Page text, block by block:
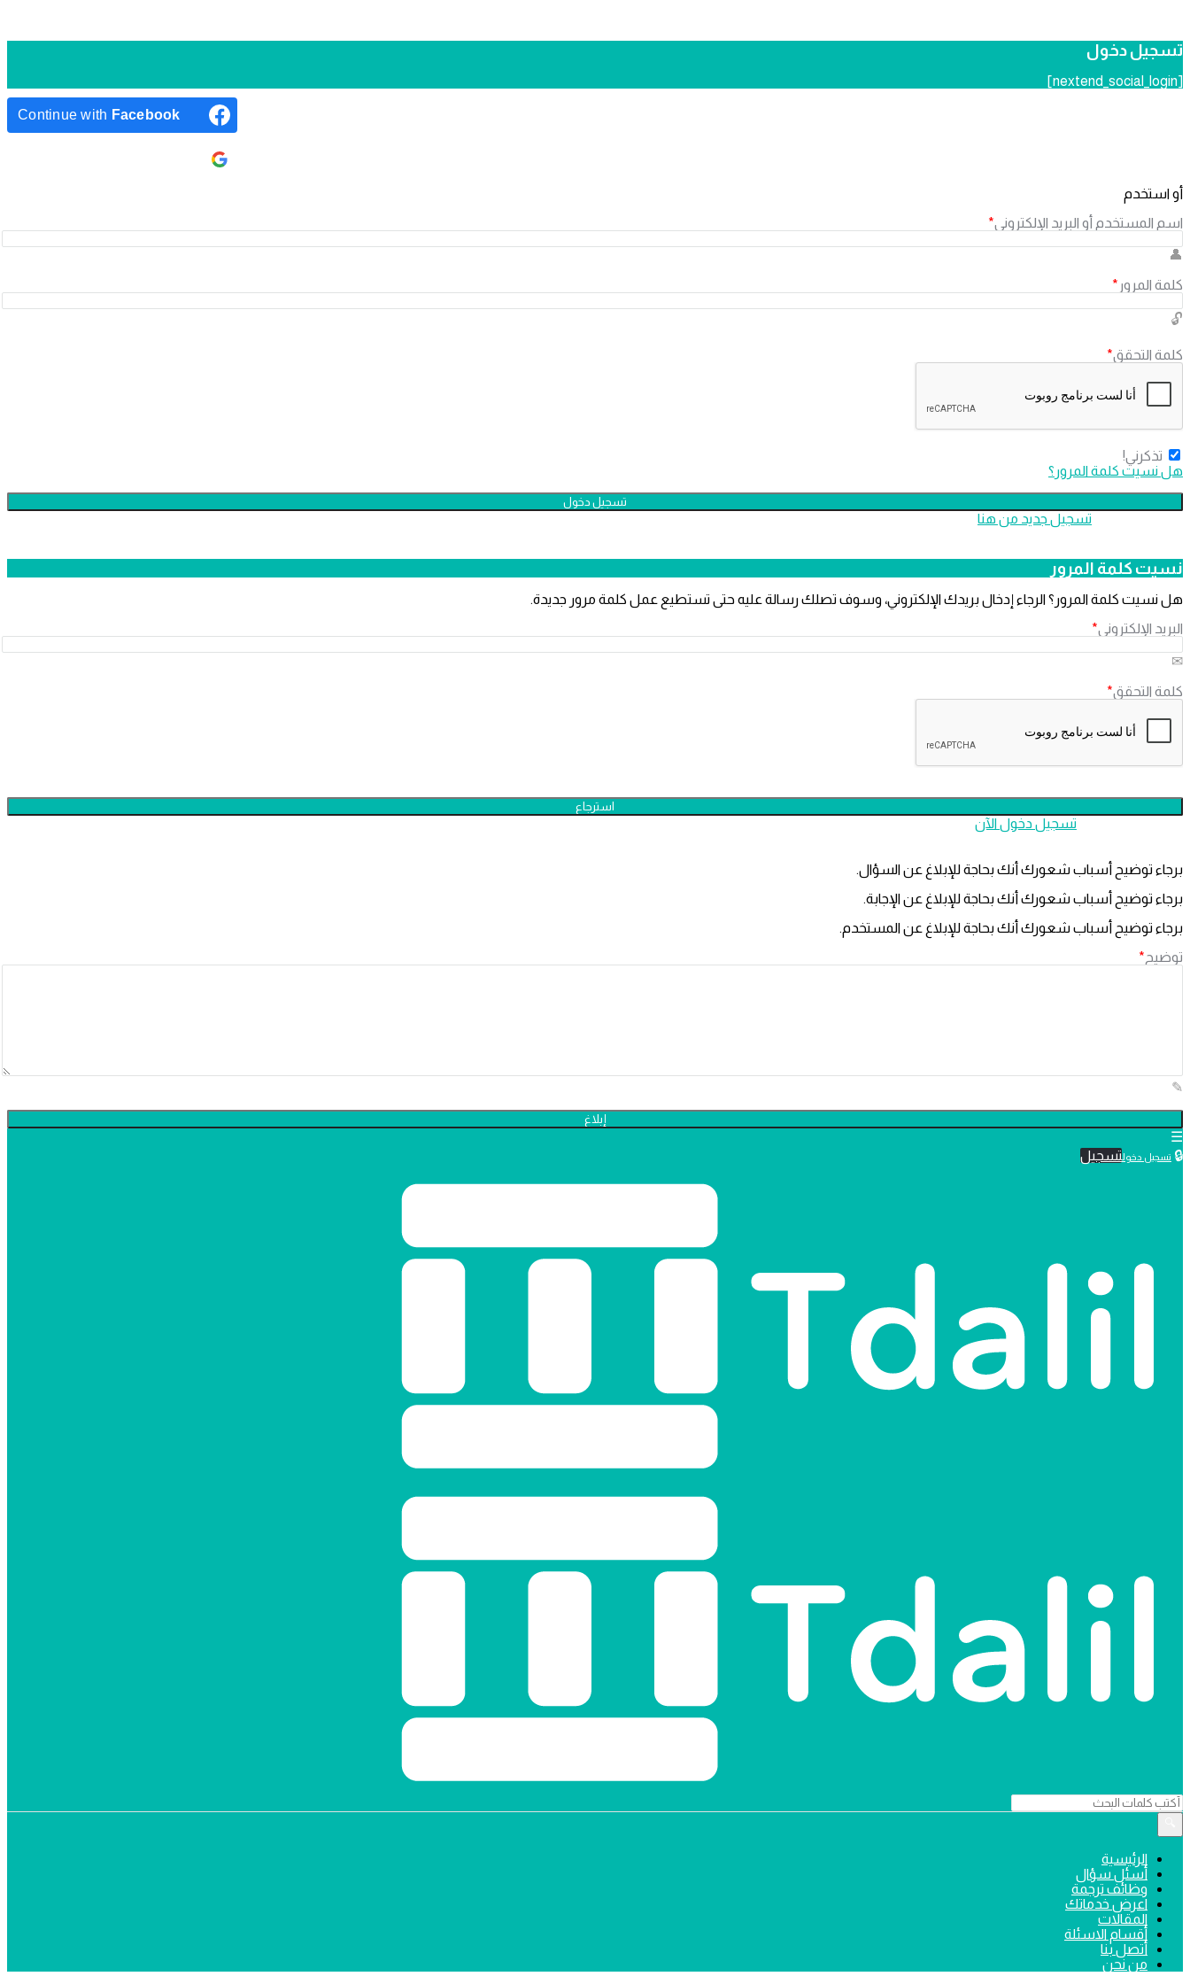
تسجيل دخول
[nextend_social_login]
Continue with Facebook
أو استخدم
اسم المستخدم أو البريد الإلكتروني*
كلمة المرور *
كلمة التحقق*
تذكرني!
هل نسيت كلمة المرور؟
‫تسجيل جديد من هنا
نسيت كلمة المرور
هل نسيت كلمة المرور؟ الرجاء إدخال بريدك الإلكتروني، وسوف تصلك رسالة عليه حتى تستطيع عمل كلمة مرور جديدة.
البريد الإلكتروني*
كلمة التحقق*
تسجيل دخول الآن
برجاء توضيح أسباب شعورك أنك بحاجة للإبلاغ عن السؤال.
برجاء توضيح أسباب شعورك أنك بحاجة للإبلاغ عن الإجابة.
برجاء توضيح أسباب شعورك أنك بحاجة للإبلاغ عن المستخدم.
توضيح*
تسجيل دخولتسجيل
دليل
الترجمة
القائمة
الرئيسية
أسئل سؤال
وظائف ترجمة
اعرض خدماتك
المقالات
أقسام الاسئلة
أتصل بنا
من نحن